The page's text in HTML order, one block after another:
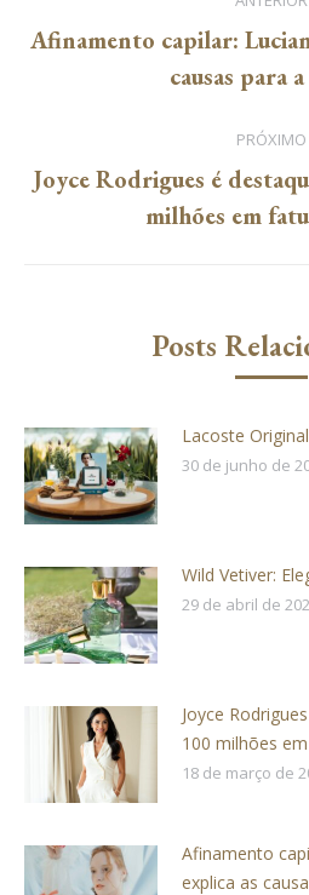
de
Post
Afinamento capilar:
causas para
PRÓXIMO
post:
Joyce Rodrigues é
milhões em
Posts
Lacoste
30 de junho de
Wild Vetiver:
29 de abril de
Joyce
100 milhões
18 de março de
Afinamento
explica as